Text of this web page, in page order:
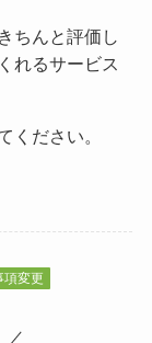
ちんと評価し
れるサービス
ください。
項変更